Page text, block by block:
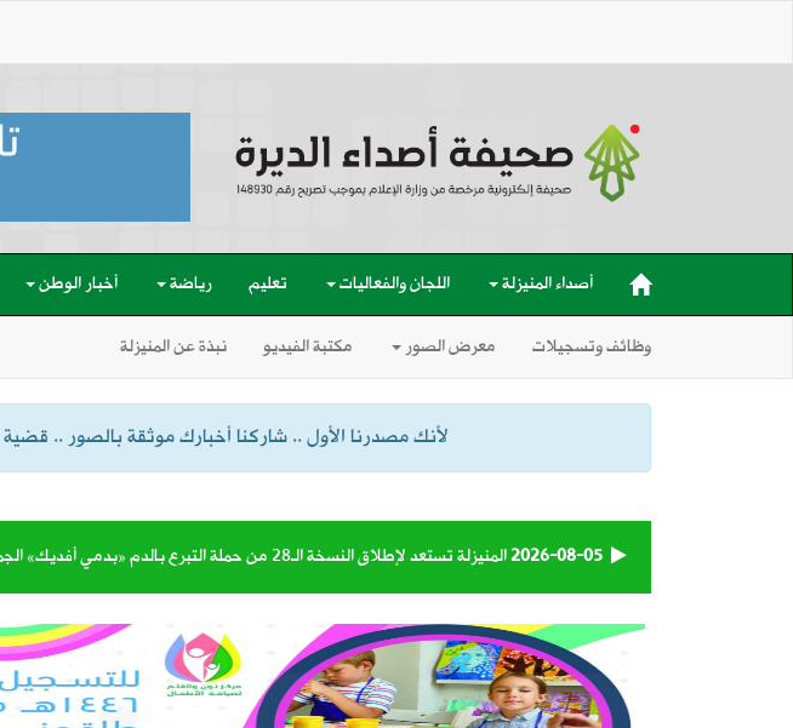
أصداء المنيزلة اللجان والفعاليات تعليم رياضة أخبار الوطن
وظائف وتسجيلات معرض الصور مكتبة الفيديو نبذة عن المنيزلة
لأنك مصدرنا الأول .. شاركنا أخبارك موثقة بالصور .. قضية ..
2026-08-05المنيزلة تستعد لإطلاق النسخة الـ28 من حملة التبرع بالدم «بدمي أفديك» الجمعة ولمدة يومين
2026-08-05الجامعة السعودية الإلكترونية تواصل استقبال طلبات القبول للعام الجامعي 1448هـ عبر منصة «قبول»
2026-08-05130 كاميرا ذكية تراقب شبكة الطرق على مدار الساعة